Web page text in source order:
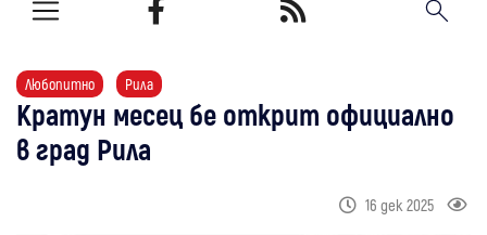
Любопитно Рила
Кратун месец бе открит официално
в град Рила
16 дек 2025